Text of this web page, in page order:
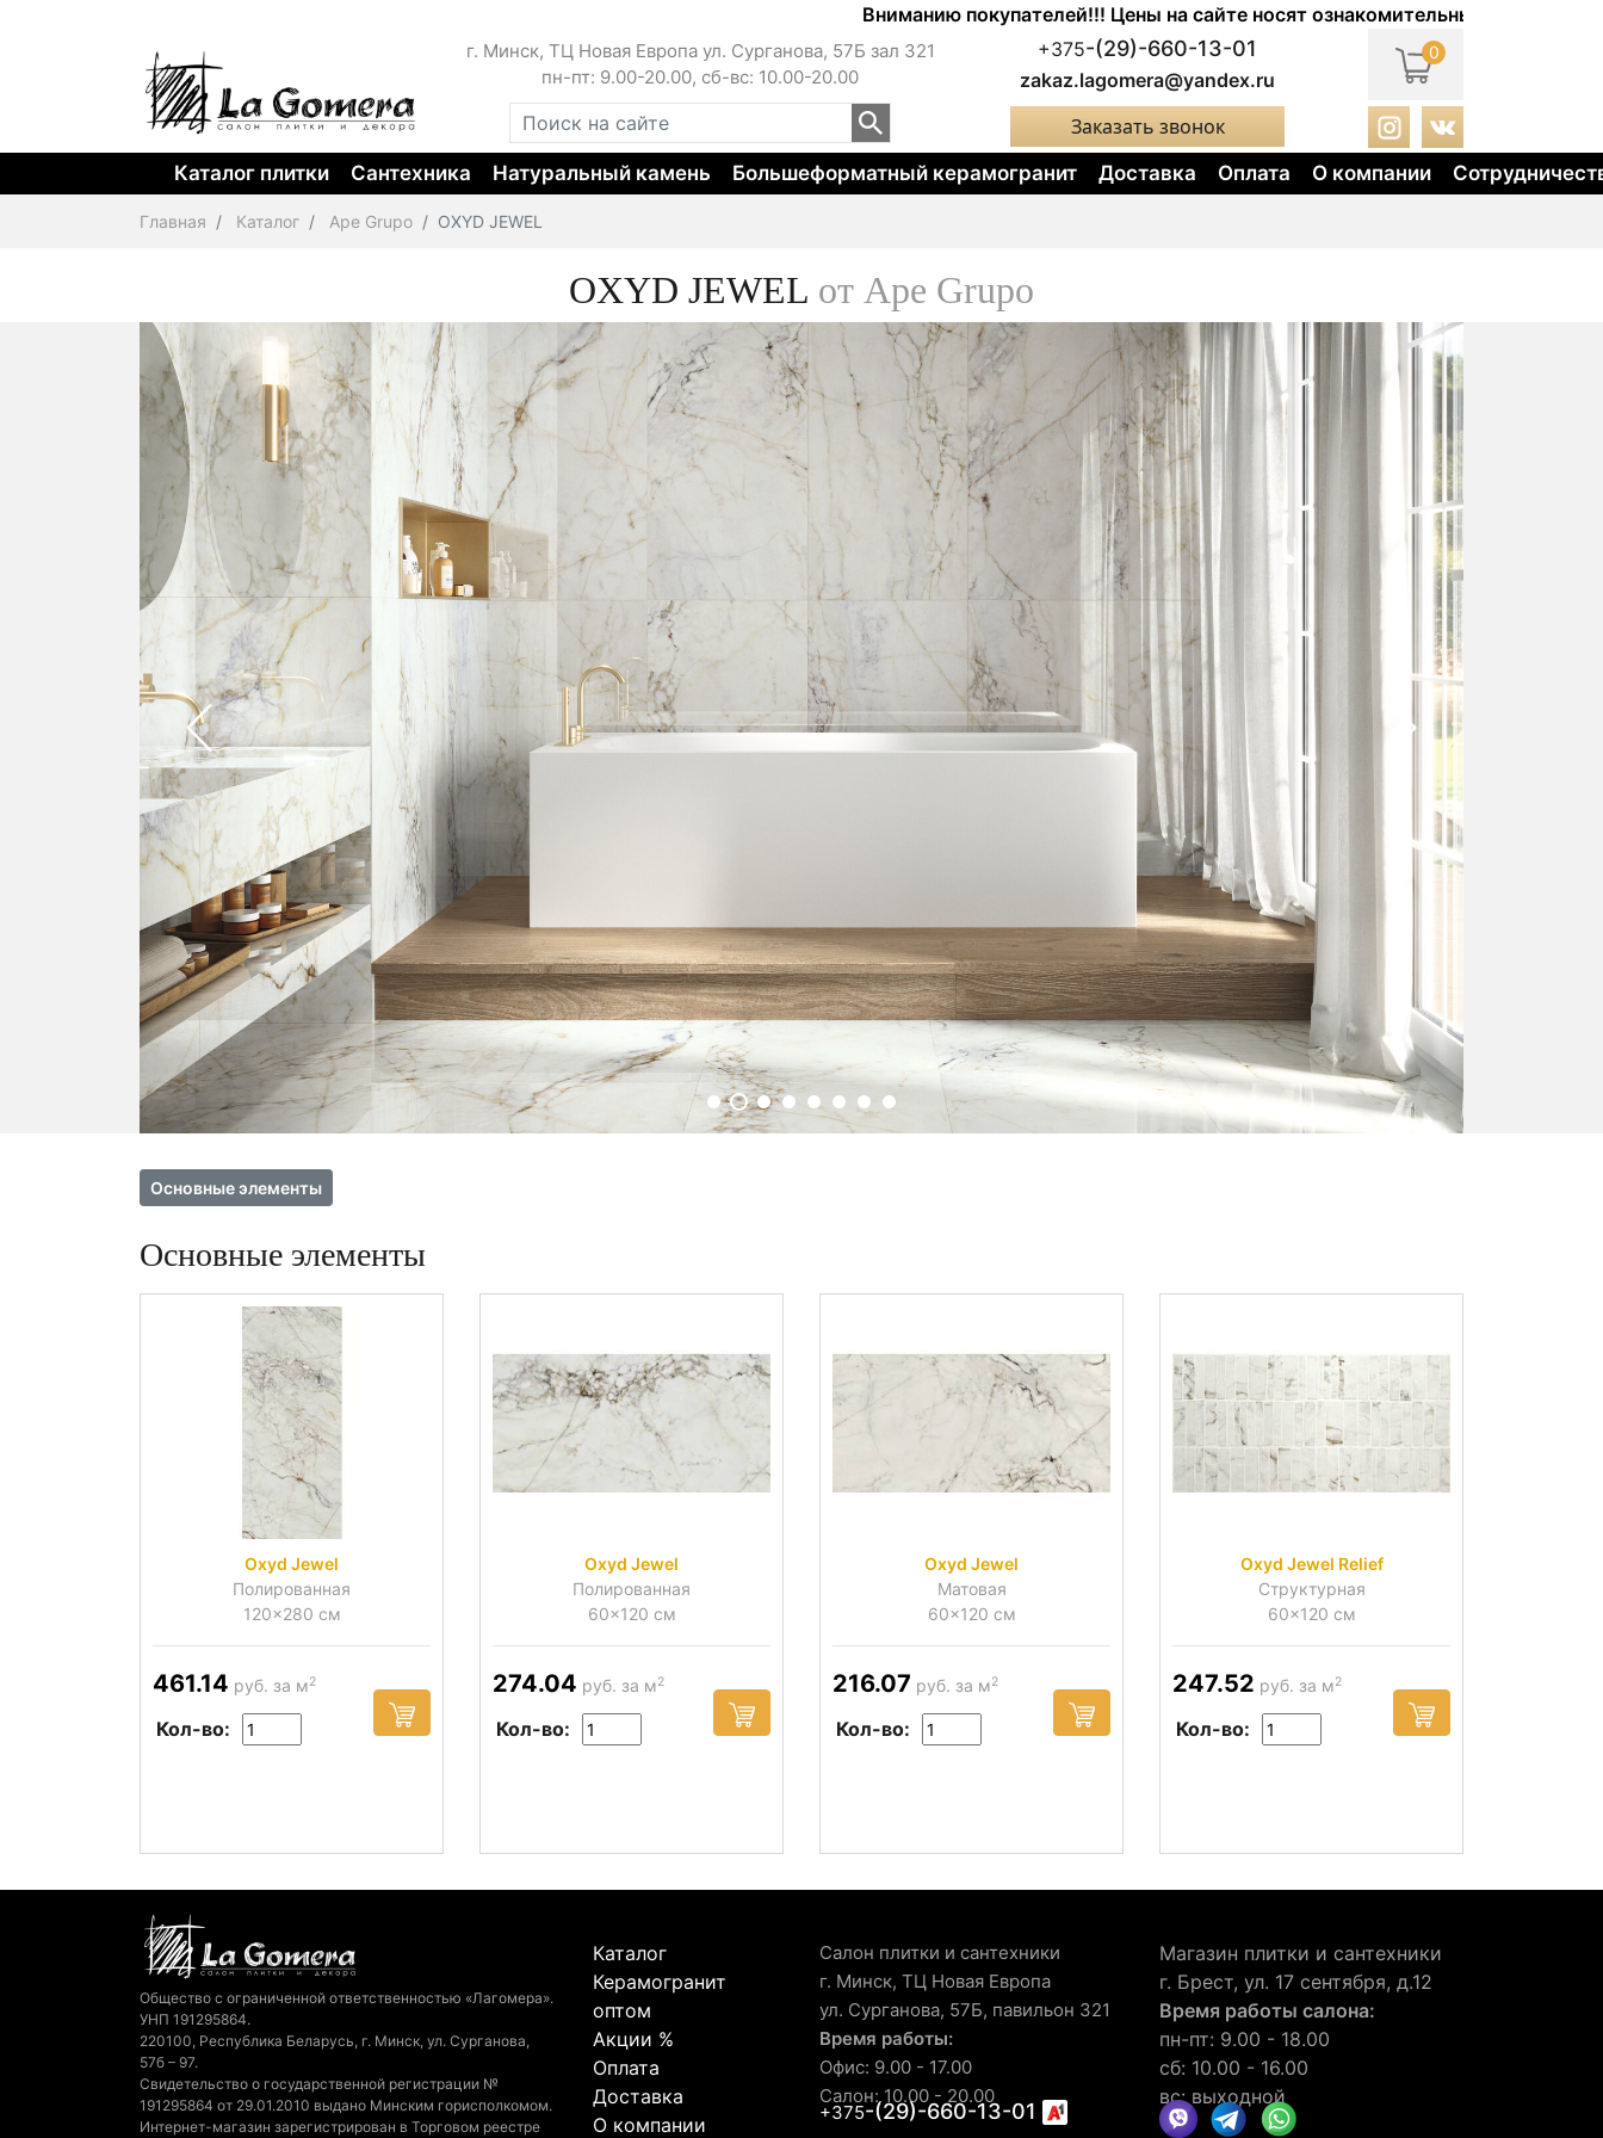
Вниманию покупателей!!! Цены на сайте носят ознакомительный характер.
г. Минск, ТЦ Новая Европа ул. Сурганова, 57Б зал 321
пн-пт: 9.00-20.00, сб-вс: 10.00-20.00
+375-(29)-660-13-01
zakaz.lagomera@yandex.ru
Заказать звонок
0
Каталог плитки Сантехника Натуральный камень Большеформатный керамогранит Доставка Оплата О компании
Главная Каталог Ape Grupo OXYD JEWEL
OXYD JEWEL от Ape Grupo
Основные элементы
Основные элементы
Oxyd Jewel
Полированная
120x280 см
461.14 руб. за м2
Кол-во:
Oxyd Jewel
Полированная
60x120 см
274.04 руб. за м2
Кол-во:
Oxyd Jewel
Матовая
60x120 см
216.07 руб. за м2
Кол-во:
Oxyd Jewel Relief
Структурная
60x120 см
247.52 руб. за м2
Кол-во:
Общество с ограниченной ответственностью «Лагомера».
УНП 191295864.
220100, Республика Беларусь, г. Минск, ул. Сурганова,
57б – 97.
Свидетельство о государственной регистрации №
191295864 от 29.01.2010 выдано Минским горисполкомом.
Интернет-магазин зарегистрирован в Торговом реестре
Каталог
Керамогранит
оптом
Акции %
Оплата
Доставка
О компании
Салон плитки и сантехники
г. Минск, ТЦ Новая Европа
ул. Сурганова, 57Б, павильон 321
Время работы:
Офис: 9.00 - 17.00
Салон: 10.00 - 20.00
+375-(29)-660-13-01
Магазин плитки и сантехники
г. Брест, ул. 17 сентября, д.12
Время работы салона:
пн-пт: 9.00 - 18.00
сб: 10.00 - 16.00
вс: выходной